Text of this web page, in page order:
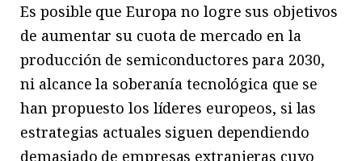
Es posible que Europa no logre sus objetivos
de aumentar su cuota de mercado en la
producción de semiconductores para 2030,
ni alcance la soberanía tecnológica que se
han propuesto los líderes europeos, si las
estrategias actuales siguen dependiendo
demasiado de empresas extranjeras cuyo